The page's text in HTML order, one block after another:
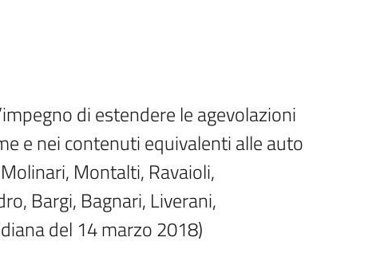
di estendere le agevolazioni
e nei contenuti equivalenti alle auto
Montalti, Ravaioli,
Bargi, Bagnari, Liverani,
del 14 marzo 2018)